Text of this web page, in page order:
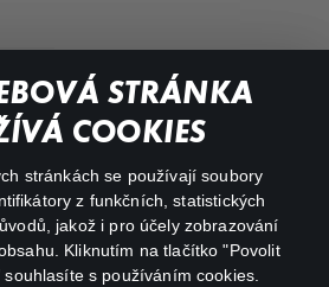
STRÁNKA
COOKIES
stránkách se používají soubory
z funkčních, statistických
jakož i pro účely zobrazování
Kliknutím na tlačítko "Povolit
s používáním cookies.